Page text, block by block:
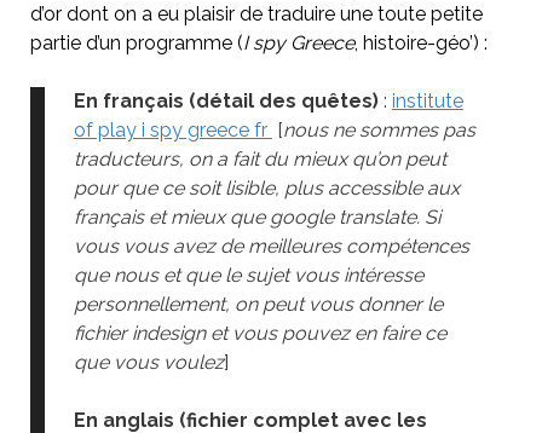
d’or dont on a eu plaisir de traduire une toute petite
partie d’un programme (I spy Greece, histoire-géo’) :
En français (détail des quêtes): institute
of play i spy greece fr [nous ne sommes pas
traducteurs, on a fait du mieux qu’on peut
pour que ce soit lisible, plus accessible aux
français et mieux que google translate. Si
vous vous avez de meilleures compétences
que nous et que le sujet vous intéresse
personnellement, on peut vous donner le
fichier indesign et vous pouvez en faire ce
que vous voulez]
En anglais (fichier complet avec les